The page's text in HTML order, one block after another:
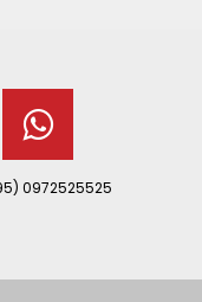
0972525525